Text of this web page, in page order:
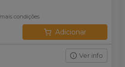
condições
Adicionar
Ver info